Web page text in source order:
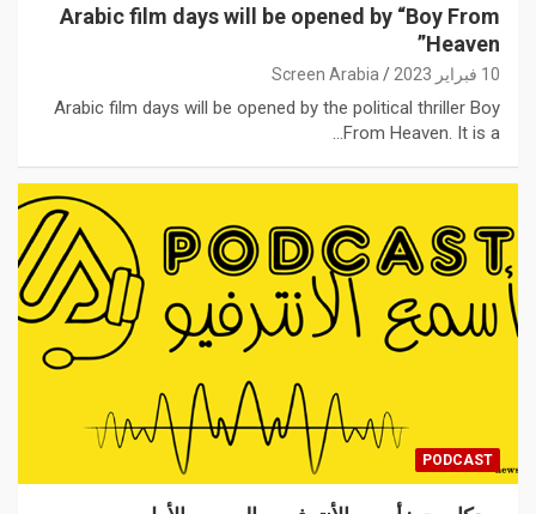
Arabic film days will be opened by “Boy From
Heaven”
10 فبراير 2023 Screen Arabia
Arabic film days will be opened by the political thriller Boy
From Heaven. It is a…
PODCAST